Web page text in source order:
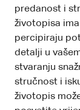
predanost i
životopisa
percipiraju
detalji u
stvaranju
stručnost i
životopis